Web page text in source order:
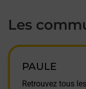
Les
PAULE
Retrouvez tous